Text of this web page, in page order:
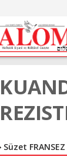
Süzet FRANSEZ